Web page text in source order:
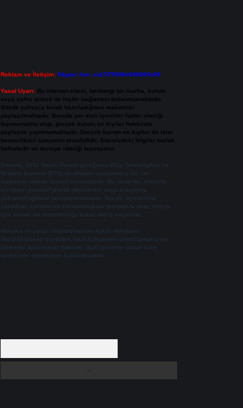
Reklam ve İletişim: Skype: live:.cid.575569c608265c69
Yasal Uyarı: Bu internet sitesi, herhangi bir marka, kurum
veya şahıs şirketi ile hiçbir bağlantısı bulunmamaktadır.
Sitede yalnızca kendi hazırladığımız makaleler
paylaşılmaktadır. Burada yer alan içerikler haber niteliği
taşımamakta olup, gerçek kurum ve kişiler hakkında
paylaşım yapılmamaktadır. Gerçek kurum ve kişiler ile isim
benzerlikleri tamamen tesadüfidir. Sitemizdeki bilgiler taslak
halindedir ve tavsiye niteliği taşımazlar.
Sitemiz, 5651 Sayılı Kanun gereğince Bilgi Teknolojileri ve
İletişim Kurumu (BTK) tarafından onaylanmış bir Yer
Sağlayıcı olarak hizmet vermektedir. Bu nedenle, sitedeki
içerikleri proaktif olarak denetleme veya araştırma
yükümlülüğümüz bulunmamaktadır. Ancak, üyelerimiz
yazdıkları içeriklerin sorumluluğunu taşımakta olup, siteye
üye olarak bu sorumluluğu kabul etmiş sayılırlar.
Hukuka ve yasal düzenlemelere aykırı olduğunu
düşündüğünüz içerikleri,
backlinkpanelicomtr@gmail.com
adresine bildirmeniz halinde, ilgili içerikler yasal süre
içerisinde sitemizden kaldırılacaktır.